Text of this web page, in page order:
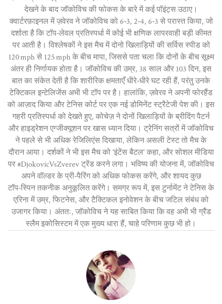
देखने के बाद जॉकोविच की फोकस के बारे में कई पॉइंट्स उठाए।
क्वार्टरफ़ाइनल में ज़वेरव ने जॉकोविच को 6‑3, 2‑4, 6‑3 से परास्त किया, जो
दर्शाता है कि टॉप‑लेवल प्रतिस्पर्धा में कोई भी क्षणिक लापरवाही बड़ी कीमत
पर आती है। विश्लेषकों ने इस मैच में दोनो खिलाड़ियों की सर्विस स्पीड को
120 mph से 125 mph के बीच मापा, जिससे पता चला कि दोनों के बीच सूक्ष्म
अंतर ही निर्णायक होता है। जॉकोविच की उम्र, 38 साल और 103 दिन, इस
बात का संकेत देती है कि शारीरिक क्षमताएँ धीरे‑धीरे घट रही हैं, परंतु उनके
टेक्टिकल इन्टेलिजेंस अभी भी टॉप पर है। हालांकि, ज़वेरव ने अपनी फोरहैंड
को आज़ाद किया और टेनिस कोर्ट पर एक नई डोमिनेंट स्ट्रैटेजी पेश की। इस
गहरी प्रतिस्पर्धा को देखते हुए, कोचेज़ ने दोनों खिलाड़ियों के ब्रीदिंग पैटर्न
और हाइड्रेशन एग्जीक्यूशन पर खास ध्यान दिया। ट्रेनिंग सत्रों में जॉकोविच
ने पहले से भी अधिक रेजिलिएंस दिखाया, लेकिन असली टेस्‍ट तो मैच के
दौरान आया। दर्शकों ने भी इस मैच को 'इंटेंस बैटल' कहा, और सोशल मीडिया
पर #DjokovicVsZverev ट्रेंड करने लगा। भविष्य की योजना में, जॉकोविच
अपने वॉल्डर के प्री‑पैरिंग को अधिक फोकस करेंगे, और शायद कुछ
टॉप‑स्पिन तकनीक अनुकूलित करेंगे। समग्र रूप में, इस टुर्नामेंट ने टेनिस के
एरिना में उम्र, फिटनेस, और टैक्टिकल इनोवेशन के बीच जटिल संबंध को
उजागर किया। अंततः, जॉकोविच ने यह साबित किया कि वह अभी भी ग्रैंड
स्लैम इकोसिस्टम में एक मुख्य धारा हैं, चाहे परिणाम कुछ भी हो।